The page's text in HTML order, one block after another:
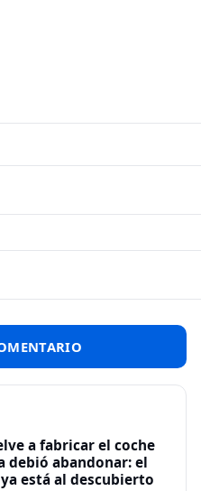
a fabricar el coche
debió abandonar: el
está al descubierto